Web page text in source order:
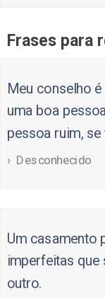
Frases para
Meu conselho
uma boa
pessoa ruim,
Desconhecido
Um casamento
imperfeitas
outro.